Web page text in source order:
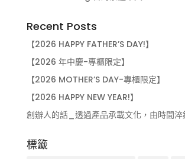
Recent Posts
【2026 HAPPY FATHER’S DAY!】
【2026 年中慶-專櫃限定】
【2026 MOTHER’S DAY-專櫃限定】
【2026 HAPPY NEW YEAR!】
創辦人的話_透過產品承載文化，由時間淬
標籤